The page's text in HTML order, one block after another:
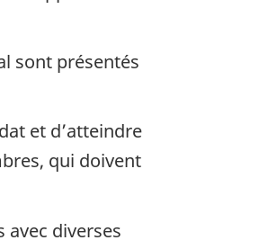
sont présentés
et d’atteindre
qui doivent
avec diverses